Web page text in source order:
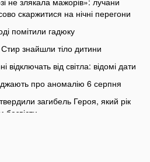
скаржитися на нічні перегони
помітили гадюку
Стир знайшли тіло дитини
відключать від світла: відомі дати
про аномалію 6 серпня
загибель Героя, який рік
безвісти